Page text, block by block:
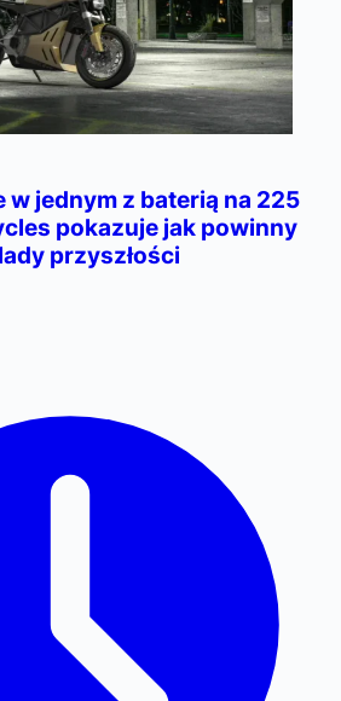
jednym z baterią na 225
pokazuje jak powinny
przyszłości